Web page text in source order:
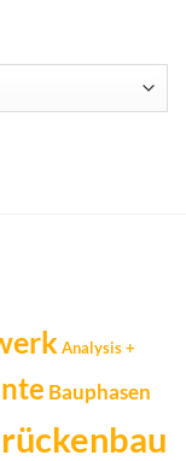
Analysis +
Bauphasen